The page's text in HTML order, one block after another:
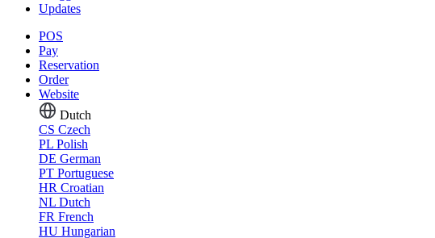
Updates
POS
Pay
Reservation
Order
Website
Dutch
CS Czech
PL Polish
DE German
PT Portuguese
HR Croatian
NL Dutch
FR French
HU Hungarian